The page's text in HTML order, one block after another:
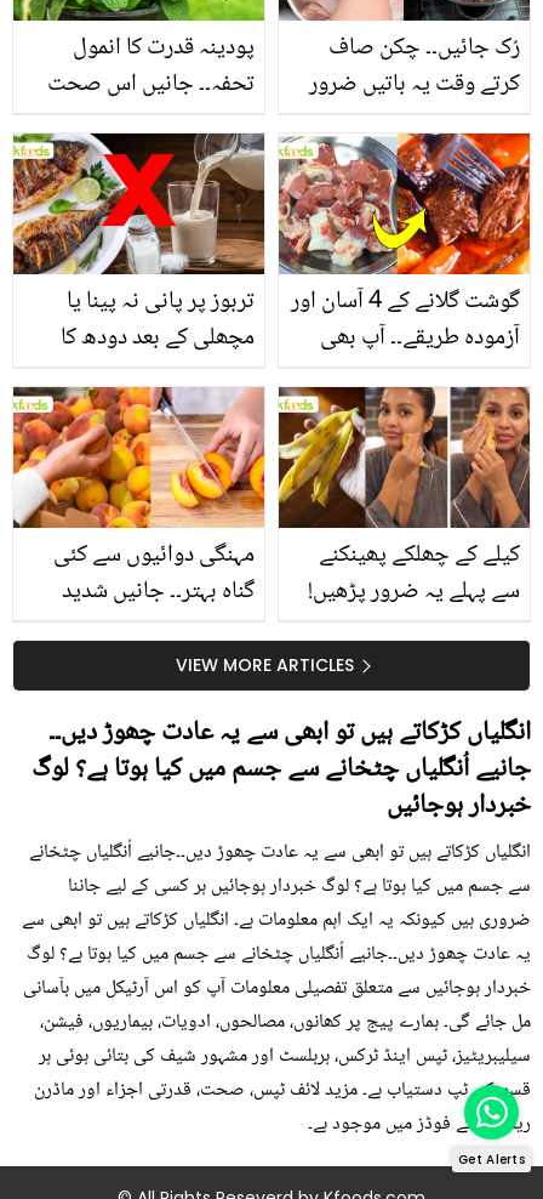
پودینہ قدرت کا انمول
تحفہ۔۔ جانیں اس صحت
انگیز طبی فوائد
رُک جائیں۔۔ چکن صاف
کرتے وقت یہ باتیں ضرور
تربوز پر پانی نہ پینا یا
مچھلی کے بعد دودھ کا
سے متعلق غلط فہمیوں کی
حقیقت کیا ہے اور افواہ
کیا؟
گوشت گلانے کے 4 آسان اور
آزمودہ طریقے۔۔ آپ بھی
بتائے راز
مہنگی دوائیوں سے کئی
گناہ بہتر۔۔ جانیں شدید
کیوں کھانا چاہیے؟
کیلے کے چھلکے پھینکنے
سے پہلے یہ ضرور پڑھیں!
سستا اور قدرتی حلVIEW MORE ARTICLES
انگلیاں کڑکاتے ہیں تو ابھی سے یہ عادت چھوڑ دیں۔۔
جانیے اُنگلیاں چٹخانے سے جسم میں کیا ہوتا ہے؟ لوگ
خبردار ہوجائیں
انگلیاں کڑکاتے ہیں تو ابھی سے یہ عادت چھوڑ دیں۔۔جانیے اُنگلیاں چٹخانے
سے جسم میں کیا ہوتا ہے؟ لوگ خبردار ہوجائیں ہر کسی کے لیے جاننا
ضروری ہیں کیونکہ یہ ایک اہم معلومات ہے۔ انگلیاں کڑکاتے ہیں تو ابھی سے
یہ عادت چھوڑ دیں۔۔جانیے اُنگلیاں چٹخانے سے جسم میں کیا ہوتا ہے؟ لوگ
خبردار ہوجائیں سے متعلق تفصیلی معلومات آپ کو اس آرٹیکل میں بآسانی
مل جائے گی۔ ہمارے پیج پر کھانوں، مصالحوں، ادویات، بیماریوں، فیشن،
سیلیبریٹیز، ٹپس اینڈ ٹرکس، ہربلسٹ اور مشہور شیف کی بتائی ہوئی ہر
قسم کی ٹپ دستیاب ہے۔ مزید لائف ٹپس، صحت، قدرتی اجزاء اور ماڈرن
ریمیڈی کے فوڈز میں موجود ہے۔
Get Alerts